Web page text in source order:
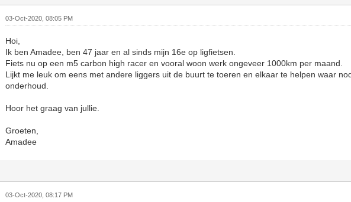
03-Oct-2020, 08:05 PM
Hoi,
Ik ben Amadee, ben 47 jaar en al sinds mijn 16e op ligfietsen.
Fiets nu op een m5 carbon high racer en vooral woon werk ongeveer 1000km per maand.
Lijkt me leuk om eens met andere liggers uit de buurt te toeren en elkaar te helpen waar
onderhoud.
Hoor het graag van jullie.
Groeten,
Amadee
03-Oct-2020, 08:17 PM